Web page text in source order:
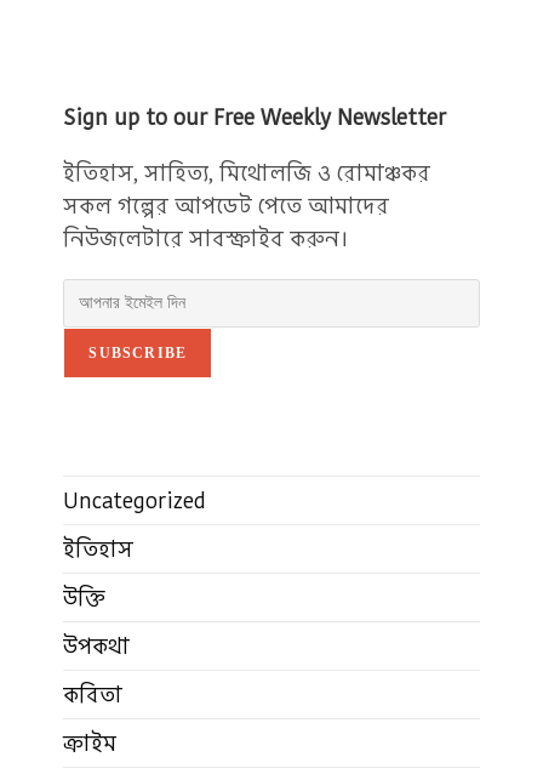
Sign up to our Free Weekly Newsletter
ইতিহাস, সাহিত্য, মিথোলজি ও রোমাঞ্চকর
সকল গল্পের আপডেট পেতে আমাদের
নিউজলেটারে সাবস্ক্রাইব করুন।
SUBSCRIBE
Uncategorized
ইতিহাস
উক্তি
উপকথা
কবিতা
ক্রাইম